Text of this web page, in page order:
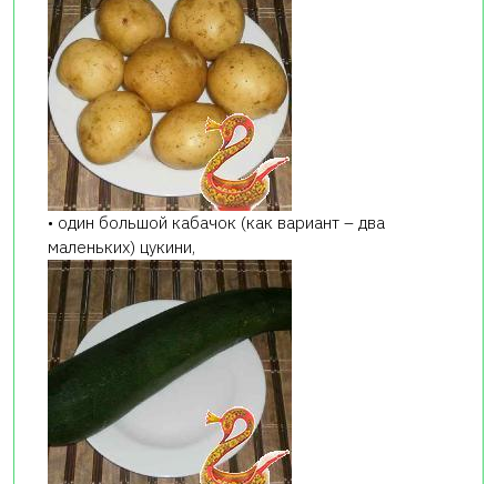
• один большой кабачок (как вариант – два
маленьких) цукини,